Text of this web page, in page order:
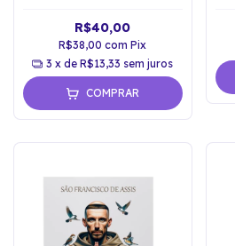
R$40,00
R$38,00com Pix
3 x deR$13,33 sem juros
COMPRAR